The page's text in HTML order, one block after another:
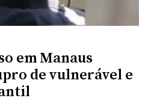
em Manaus
de vulnerável e